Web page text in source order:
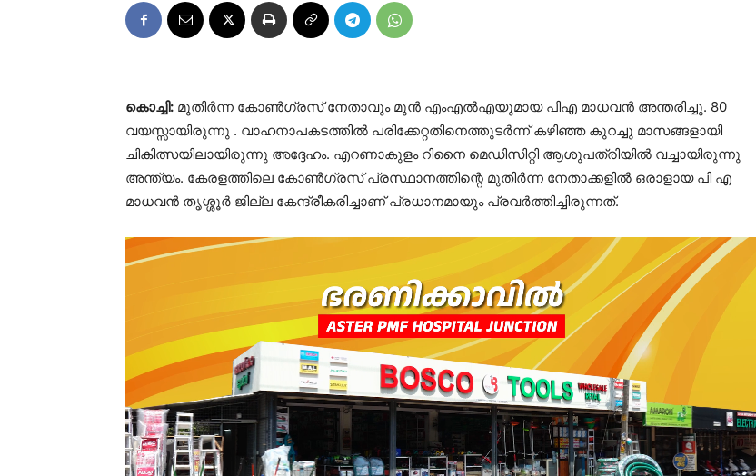
കൊച്ചി: മുതിർന്ന കോൺഗ്രസ് നേതാവും മുൻ എംഎൽഎയുമായ പിഎ മാധവൻ അന്തരിച്ചു. 80
വയസ്സായിരുന്നു . വാഹനാപകടത്തിൽ പരിക്കേറ്റതിനെത്തുടർന്ന് കഴിഞ്ഞ കുറച്ചു മാസങ്ങളായി
ചികിത്സയിലായിരുന്നു അദ്ദേഹം. എറണാകുളം റിനൈ മെഡിസിറ്റി ആശുപത്രിയിൽ വച്ചായിരുന്നു
അന്ത്യം. കേരളത്തിലെ കോൺഗ്രസ് പ്രസ്ഥാനത്തിന്റെ മുതിർന്ന നേതാക്കളിൽ ഒരാളായ പി എ
മാധവൻ തൃശ്ശൂർ ജില്ല കേന്ദ്രീകരിച്ചാണ് പ്രധാനമായും പ്രവർത്തിച്ചിരുന്നത്.